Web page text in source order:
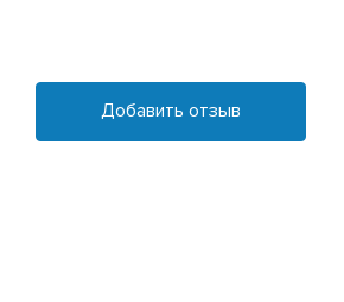
Добавить отзыв